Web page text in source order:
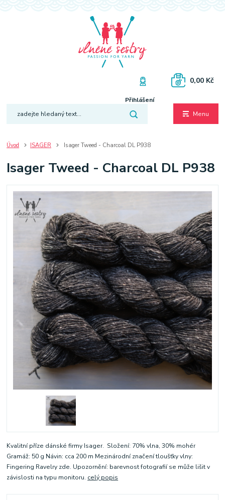
Menu
Přihlášení
0,00 Kč
Úvod ISAGER Isager Tweed - Charcoal DL P938
Isager Tweed - Charcoal DL P938
Kvalitní příze dánské firmy Isager. Složení: 70% vlna, 30% mohér
Gramáž: 50 g Návin: cca 200 m Mezinárodní značení tloušťky vlny:
Fingering Ravelry zde. Upozornění: barevnost fotografií se může lišit v
závislosti na typu monitoru. celý popis